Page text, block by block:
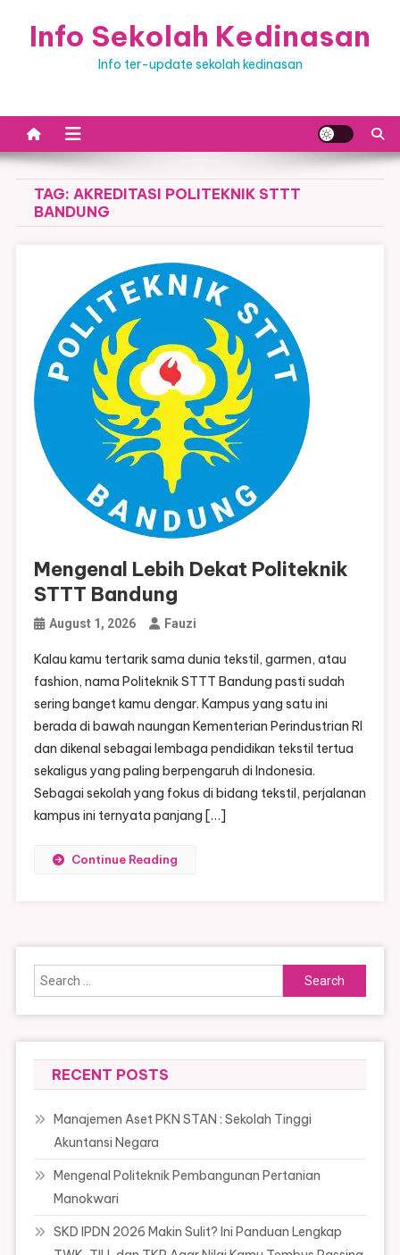
Info Sekolah Kedinasan
Info ter-update sekolah kedinasan
TAG: AKREDITASI POLITEKNIK STTT
BANDUNG
Mengenal Lebih Dekat Politeknik
STTT Bandung
August 1, 2026 Fauzi
Kalau kamu tertarik sama dunia tekstil, garmen, atau
fashion, nama Politeknik STTT Bandung pasti sudah
sering banget kamu dengar. Kampus yang satu ini
berada di bawah naungan Kementerian Perindustrian RI
dan dikenal sebagai lembaga pendidikan tekstil tertua
sekaligus yang paling berpengaruh di Indonesia.
Sebagai sekolah yang fokus di bidang tekstil, perjalanan
kampus ini ternyata panjang […]
Continue Reading
Search
for:
RECENT POSTS
Manajemen Aset PKN STAN : Sekolah Tinggi
Akuntansi Negara
Mengenal Politeknik Pembangunan Pertanian
Manokwari
SKD IPDN 2026 Makin Sulit? Ini Panduan Lengkap